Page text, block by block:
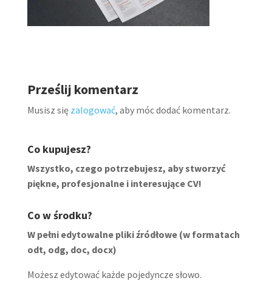
Prześlij komentarz
Musisz się zalogować, aby móc dodać komentarz.
Co kupujesz?
Wszystko, czego potrzebujesz, aby stworzyć
piękne, profesjonalne i interesujące CV!
Co w środku?
W pełni edytowalne pliki źródłowe (w formatach
odt, odg, doc, docx)
Możesz edytować każde pojedyncze słowo.